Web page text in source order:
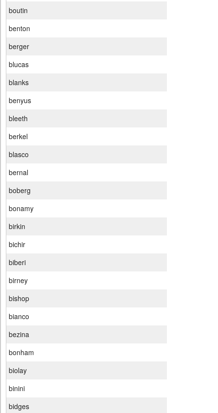
boutin
benton
berger
blucas
blanks
benyus
bleeth
berkel
blasco
bernal
boberg
bonamy
birkin
bichir
biberi
birney
bishop
bianco
bezina
bonham
biolay
binini
bidges